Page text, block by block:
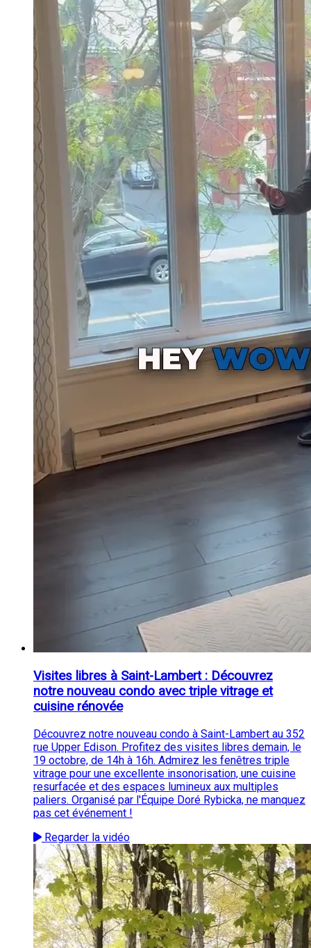
Visites libres à Saint-Lambert : Découvrez
notre nouveau condo avec triple vitrage et
cuisine rénovée
Découvrez notre nouveau condo à Saint-Lambert au 352
rue Upper Edison. Profitez des visites libres demain, le
19 octobre, de 14h à 16h. Admirez les fenêtres triple
vitrage pour une excellente insonorisation, une cuisine
resurfacée et des espaces lumineux aux multiples
paliers. Organisé par l'Équipe Doré Rybicka, ne manquez
pas cet événement !
Regarder la vidéo